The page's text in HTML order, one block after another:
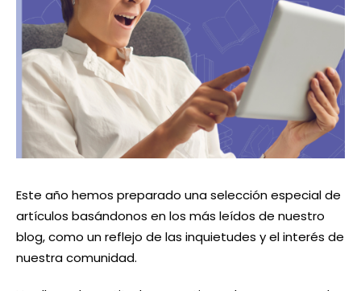
Este año hemos preparado una selección especial de
artículos basándonos en los más leídos de nuestro
blog, como un reflejo de las inquietudes y el interés de
nuestra comunidad.